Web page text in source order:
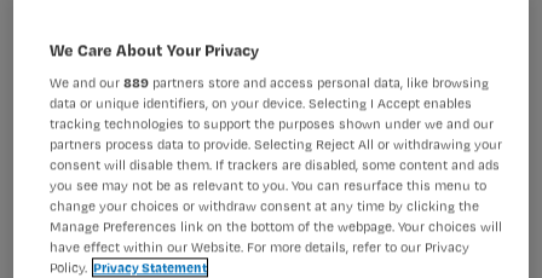
afspraken helpen het team om met dit
soort complex gedrag om te gaan?
Tijdens het congresComplex gedrag bij ouderenop 25
november 2026 in Veenendaal leer je meer over hoe je
om kan gaan met deze patiëntengroep.
We Care About Your Privacy
We and our889 partners store and access personal data, like browsing
data or unique identifiers, on your device. Selecting I Accept enables
tracking technologies to support the purposes shown under we and our
partners process data to provide. Selecting Reject All or withdrawing your
consent will disable them. If trackers are disabled, some content and ads
you see may not be as relevant to you. You can resurface this menu to
change your choices or withdraw consent at any time by clicking the
Manage Preferences link on the bottom of the webpage. Your choices will
have effect within our Website. For more details, refer to our Privacy
Policy. Privacy Statement